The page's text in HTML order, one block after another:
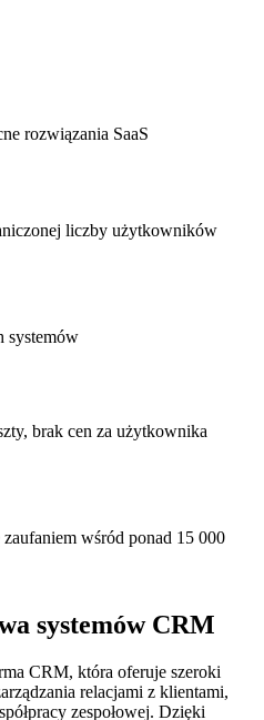
rozwiązania SaaS
liczby użytkowników
systemów
brak cen za użytkownika
wśród ponad 15 000
systemów CRM
CRM, która oferuje szeroki
relacjami z klientami,
zespołowej. Dzięki